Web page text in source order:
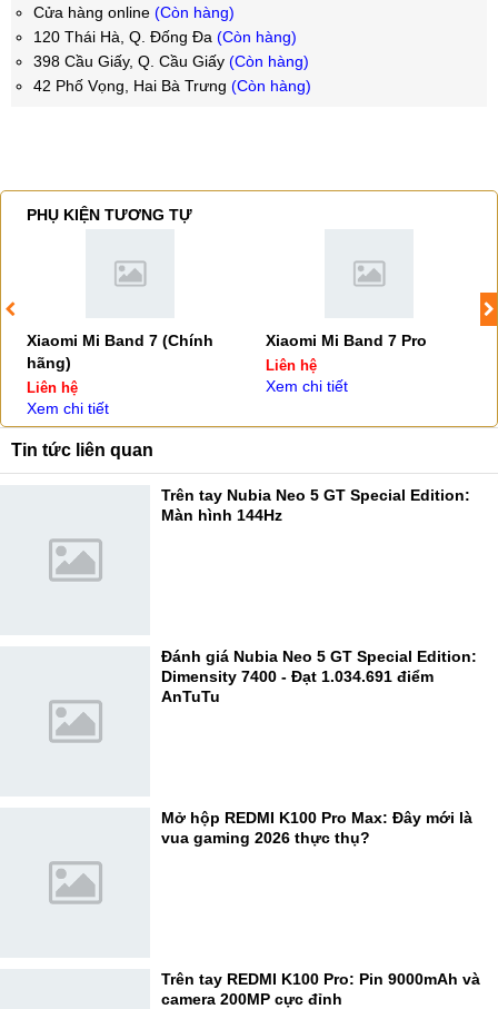
Cửa hàng online (Còn hàng)
120 Thái Hà, Q. Đống Đa (Còn hàng)
398 Cầu Giấy, Q. Cầu Giấy (Còn hàng)
42 Phố Vọng, Hai Bà Trưng (Còn hàng)
PHỤ KIỆN TƯƠNG TỰ
Xiaomi Mi Band 7 (Chính
hãng)
Liên hệ
Xem chi tiết
Xiaomi Mi Band 7 Pro
Liên hệ
Xem chi tiết
Tin tức liên quan
Trên tay Nubia Neo 5 GT Special Edition:
Màn hình 144Hz
Đánh giá Nubia Neo 5 GT Special Edition:
Dimensity 7400 - Đạt 1.034.691 điểm
AnTuTu
Mở hộp REDMI K100 Pro Max: Đây mới là
vua gaming 2026 thực thụ?
Trên tay REDMI K100 Pro: Pin 9000mAh và
camera 200MP cực đỉnh